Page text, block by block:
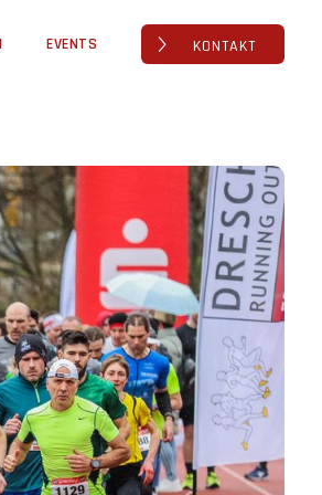
EVENTS KONTAKT